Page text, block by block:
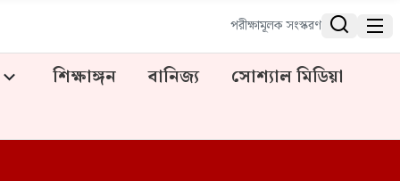
পরীক্ষামূলক সংস্করণ  
শিক্ষাঙ্গন বানিজ্য
সোশ্যাল মিডিয়া